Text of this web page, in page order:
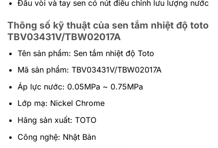
Đầu vòi và tay sen có nút điều chỉnh lưu lượng nước
Thông số kỹ thuật của sen tắm nhiệt độ toto
TBV03431V/TBW02017A
Tên sản phẩm: Sen tắm nhiệt độ Toto
Mã sản phẩm: TBV03431V/TBW02017A
Áp lực nước: 0.05MPa ~ 0.75MPa
Lớp mạ: Nickel Chrome
Hãng sản xuất: TOTO
Công nghệ: Nhật Bản